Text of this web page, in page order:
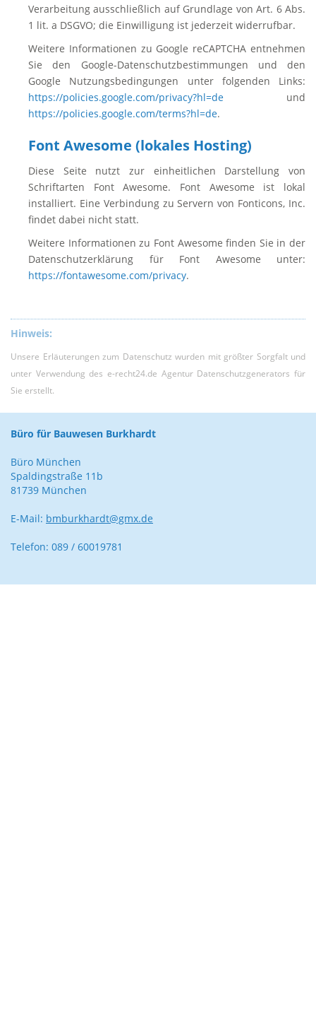
Verarbeitung ausschließlich auf Grundlage von Art. 6 Abs.
1 lit. a DSGVO; die Einwilligung ist jederzeit widerrufbar.
Weitere Informationen zu Google reCAPTCHA entnehmen
Sie den Google-Datenschutzbestimmungen und den
Google Nutzungsbedingungen unter folgenden Links:
https://policies.google.com/privacy?hl=de und
https://policies.google.com/terms?hl=de.
Font Awesome (lokales Hosting)
Diese Seite nutzt zur einheitlichen Darstellung von
Schriftarten Font Awesome. Font Awesome ist lokal
installiert. Eine Verbindung zu Servern von Fonticons, Inc.
findet dabei nicht statt.
Weitere Informationen zu Font Awesome finden Sie in der
Datenschutzerklärung für Font Awesome unter:
https://fontawesome.com/privacy.
Hinweis:
Unsere Erläuterungen zum Datenschutz wurden mit größter Sorgfalt und
unter Verwendung des e-recht24.de Agentur Datenschutzgenerators für
Sie erstellt.
Büro für Bauwesen Burkhardt
Büro München
Spaldingstraße 11b
81739 München
E-Mail: bmburkhardt@gmx.de
Telefon: 089 / 60019781